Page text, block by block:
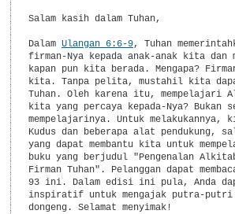
Salam kasih dalam Tuhan,
Dalam Ulangan 6:6-9, Tuhan
firman-Nya kepada anak-anak kita dan
kapan pun kita berada. Mengapa?
kita. Tanpa pelita, mustahil kita
Tuhan. Oleh karena itu, mempelajari
kita yang percaya kepada-Nya? Bukan
mempelajarinya. Untuk melakukannya,
Kudus dan beberapa alat pendukung,
yang dapat membantu kita untuk
buku yang berjudul "Pengenalan
Firman Tuhan". Pelanggan dapat
93 ini. Dalam edisi ini pula, Anda
inspiratif untuk mengajak putra-putri
dongeng. Selamat menyimak!